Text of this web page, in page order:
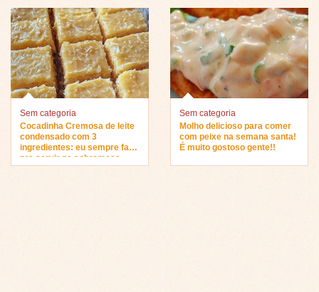
Sem categoria
Cocadinha Cremosa de leite
condensado com 3
ingredientes: eu sempre faço
pra servir na sobremesa…
Sem categoria
Molho delicioso para comer
com peixe na semana santa!
É muito gostoso gente!!